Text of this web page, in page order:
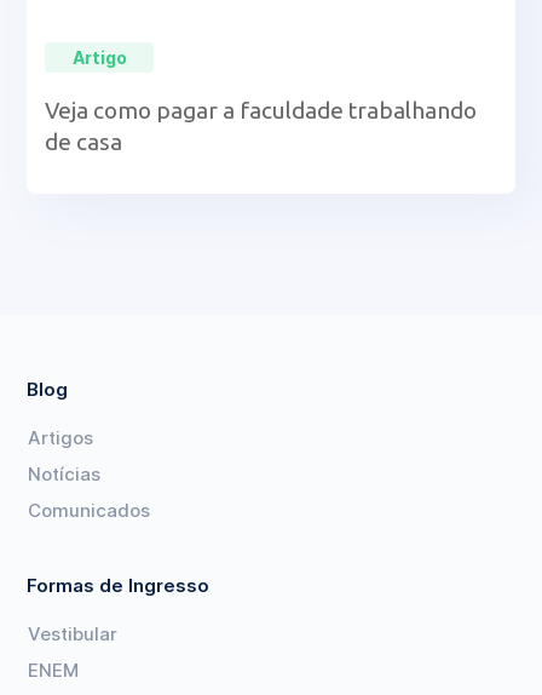
Artigo
Veja como pagar a faculdade trabalhando
de casa
Blog
Artigos
Notícias
Comunicados
Formas de Ingresso
Vestibular
ENEM